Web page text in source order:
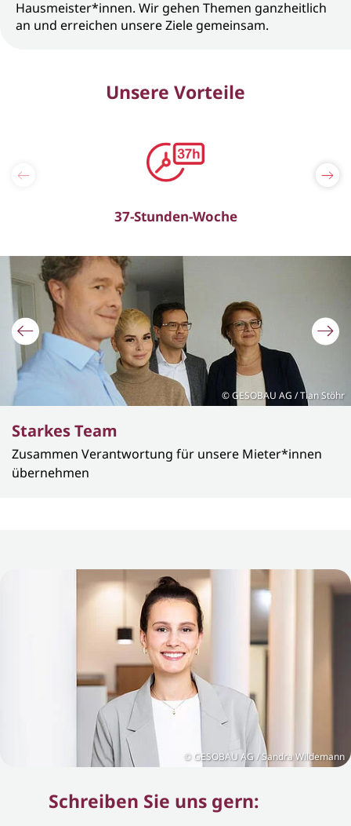
Hausmeister*innen. Wir gehen Themen ganzheitlich
an und erreichen unsere Ziele gemeinsam.
Unsere Vorteile
37-Stunden-Woche
Slider überspringen
Bühnenslider überspringen
GESOBAU AG / Tian Stöhr
Starkes Team
Zusammen Verantwortung für unsere Mieter*innen
übernehmen
Schreiben Sie uns gern:
GESOBAU AG / Sandra Wildemann